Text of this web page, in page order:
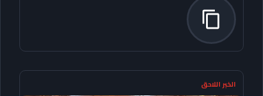
الخبر اللاحق